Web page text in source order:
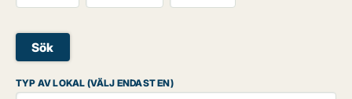
Sök
TYP AV LOKAL (VÄLJ ENDAST EN)